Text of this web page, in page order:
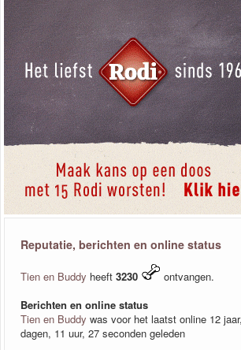
Reputatie, berichten en online status
Tien en Buddy heeft 3230
ontvangen.
Berichten en online status
Tien en Buddy was voor het laatst online 12
dagen, 11 uur, 27 seconden geleden